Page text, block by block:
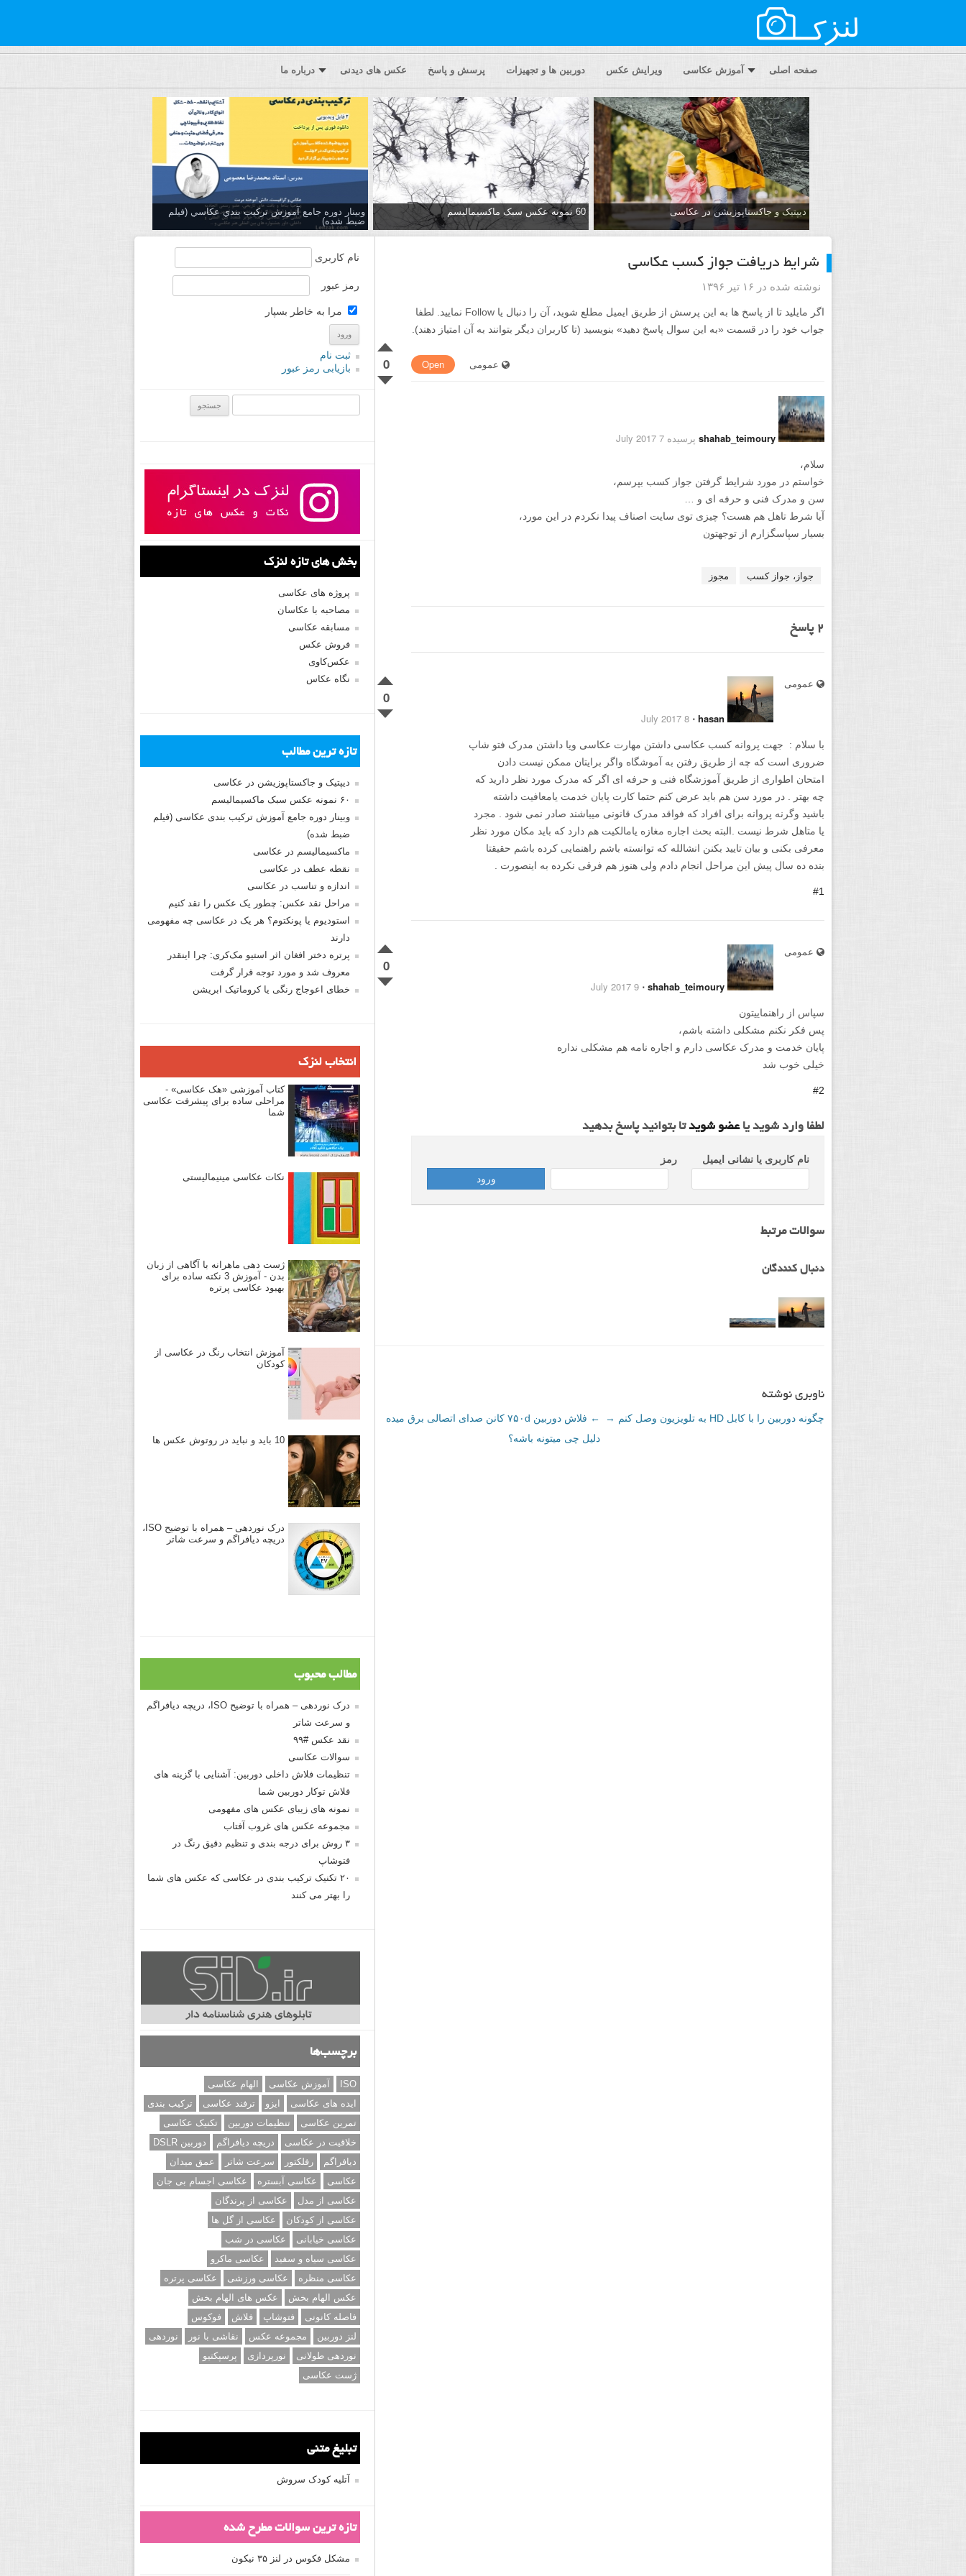
صفحه اصلی آموزش عکاسی ویرایش عکس دوربین ها و تجهیزات پرسش و پاسخ عکس های دیدنی درباره ما
دیپتیک و جاکستا‌پوزیشن در عکاسی 60 نمونه عکس سبک ماکسیمالیسم
وبینار دوره جامع آموزش تركيب بندي عكاسي (فیلم
ضبط شده)
شرایط دریافت جواز کسب عکاسی
نوشته شده در ۱۶ تیر ۱۳۹۶
اگر مایلید تا از پاسخ ها به این پرسش از طریق ایمیل مطلع شوید، آن را دنبال یا Follow نمایید. لطفا
جواب خود را در قسمت «به این سوال پاسخ دهید» بنویسید (تا کاربران دیگر بتوانند به آن امتیاز دهند).
0 Open عمومی
shahab_teimoury پرسیده 7 July 2017
سلام،
خواستم در مورد شرایط گرفتن جواز کسب بپرسم،
سن و مدرک فنی و حرفه ای و …
آیا شرط تاهل هم هست؟ چیزی توی سایت اصناف پیدا نکردم در این مورد،
بسیار سپاسگزارم از توجهتون
جواز، جواز کسب مجوز
2 پاسخ
0
عمومی
hasan
⋅
8 July 2017
با سلام : جهت پروانه کسب عکاسی داشتن مهارت عکاسی ویا داشتن مدرک فتو شاپ
ضروری است که چه از طریق رفتن به آموشگاه واگر برایتان ممکن نیست دادن
امتحان اطواری از طریق آموزشگاه فنی و حرفه ای اگر که مدرک مورد نظر دارید که
چه بهتر . در مورد سن هم باید عرض کنم حتما کارت پایان خدمت یامعافیت داشته
باشید وگرنه پروانه برای افراد که فواقد مدرک قانونی میباشند صادر نمی شود . مجرد
یا متاهل شرط نیست .البته بحث اجاره مغازه یامالکیت هم دارد که باید مکان مورد نظر
معرفی بکنی و بیان تایید بکنن انشالله که توانسته باشم راهنمایی کرده باشم حقیقتا
بنده ده سال پیش این مراحل انجام دادم ولی هنوز هم فرقی نکرده به اینصورت .
#1
0
عمومی
shahab_teimoury
⋅
9 July 2017
سپاس از راهنماییتون
پس فکر نکنم مشکلی داشته باشم،
پایان خدمت و مدرک عکاسی دارم و اجاره نامه هم مشکلی نداره
خیلی خوب شد
#2
لطفا وارد شوید یاعضو شویدتا بتوانید پاسخ بدهید
نام کاربری یا نشانی ایمیل رمز
سوالات مرتبط
دنبال کنندگان
ناوبری نوشته
←
فلاش دوربین ۷۵۰d کانن صدای اتصالی برق میده
دلیل چی میتونه باشه؟
چگونه دوربین را با کابل HD به تلویزیون وصل کنم →
نام کاربری
رمز عبور
مرا به خاطر بسپار
ثبت نام
بازیابی رمز عبور
بخش های تازه لنزک
پروژه های عکاسی
مصاحبه با عکاسان
مسابقه عکاسی
فروش عکس
عکس‌کاوی
نگاه عکاس
تازه ترین مطالب
دیپتیک و جاکستا‌پوزیشن در عکاسی
۶۰ نمونه عکس سبک ماکسیمالیسم
وبینار دوره جامع آموزش ترکیب بندی عکاسی (فیلم
ضبط شده)
ماکسیمالیسم در عکاسی
نقطه عطف در عکاسی
اندازه و تناسب در عکاسی
مراحل نقد عکس: چطور یک عکس را نقد کنیم
استودیوم یا پونکتوم؟ هر یک در عکاسی چه مفهومی
دارند
پرتره دختر افغان اثر استیو مک‌کری: چرا اینقدر
معروف شد و مورد توجه قرار گرفت
خطای اعوجاج رنگی یا کروماتیک ابریشن
انتخاب لنزک
کتاب آموزشی «هک عکاسی» -
مراحلی ساده برای پیشرفت عکاسی
شما
نکات عکاسی مینیمالیستی
ژست دهی ماهرانه با آگاهی از زبان
بدن - آموزش 3 نکته ساده برای
بهبود عکاسی پرتره
آموزش انتخاب رنگ در عکاسی از
کودکان
10 باید و نباید در روتوش عکس ها
درک نوردهی – همراه با توضیح ISO،
دریچه دیافراگم و سرعت شاتر
مطالب محبوب
درک نوردهی – همراه با توضیح ISO، دریچه دیافراگم
و سرعت شاتر
نقد عکس #۹۹
سوالات عکاسی
تنظیمات فلاش داخلی دوربین: آشنایی با گزینه های
فلاش توکار دوربین شما
نمونه های زیبای عکس های مفهومی
مجموعه عکس های غروب آفتاب
۳ روش برای درجه بندی و تنظیم دقیق رنگ در
فتوشاپ
۲۰ تکنیک ترکیب بندی در عکاسی که عکس های شما
را بهتر می کنند
برچسب‌ها
ISO آموزش عکاسی
الهام عکاسی
ایده های عکاسی
ایزو ترفند عکاسی
ترکیب بندی
تمرین عکاسی
تنظیمات دوربین
تکنیک عکاسی
خلاقیت در عکاسی
دریچه دیافراگم
دوربین DSLR
دیافراگم
رفلکتور سرعت شاتر
عمق میدان
عکاسی
عکاسی آبستره
عکاسی اجسام بی جان
عکاسی از مدل
عکاسی از پرندگان
عکاسی از کودکان
عکاسی از گل ها
عکاسی خیابانی
عکاسی در شب
عکاسی سیاه و سفید
عکاسی ماکرو
عکاسی منظره
عکاسی ورزشی
عکاسی پرتره
عکس الهام بخش
عکس های الهام بخش
فاصله کانونی
فتوشاپ فلاش
فوکوس
لنز دوربین
مجموعه عکس نقاشی با نور
نوردهی
نوردهی طولانی
نورپردازی
پرسپکتیو
ژست عکاسی
تبلیغ متنی
آتلیه کودک سروش
تازه ترین سوالات مطرح شده
مشکل فکوس در لنز ۳۵ نیکون